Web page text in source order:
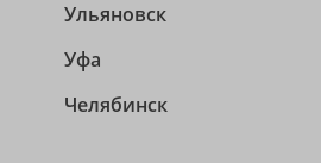
Ульяновск
Уфа
Челябинск